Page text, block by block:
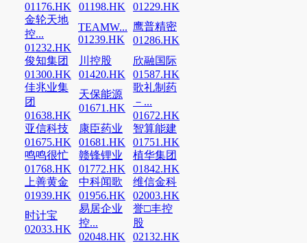
01176.HK
01198.HK
01229.HK
金轮天地
控...
01232.HK
TEAMW...
01239.HK
鹰普精密
01286.HK
俊知集团
01300.HK
川控股
01420.HK
欣融国际
01587.HK
佳兆业集
团
01638.HK
天保能源
01671.HK
歌礼制药
－...
01672.HK
亚信科技
01675.HK
康臣药业
01681.HK
智算能建
01751.HK
鸣鸣很忙
01768.HK
赣锋锂业
01772.HK
植华集团
01842.HK
上善黄金
01939.HK
中科闻歌
01956.HK
维信金科
02003.HK
时计宝
02033.HK
易居企业
控...
02048.HK
誉□丰控
股
02132.HK